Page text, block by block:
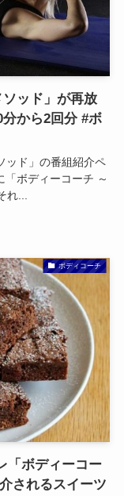
ソッド」が再放
から2回分 #ボ
ッド」の番組紹介ペ
ボディーコーチ ～
れ...
ボディコーチ
「ボディーコー
されるスイーツ